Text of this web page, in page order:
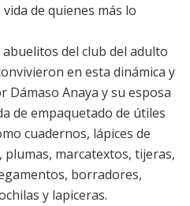
de quienes más lo
del club del adulto
en esta dinámica y
Anaya y su esposa
de empaquetado de útiles
cuadernos, lápices de
marcatextos, tijeras,
borradores,
y lapiceras.